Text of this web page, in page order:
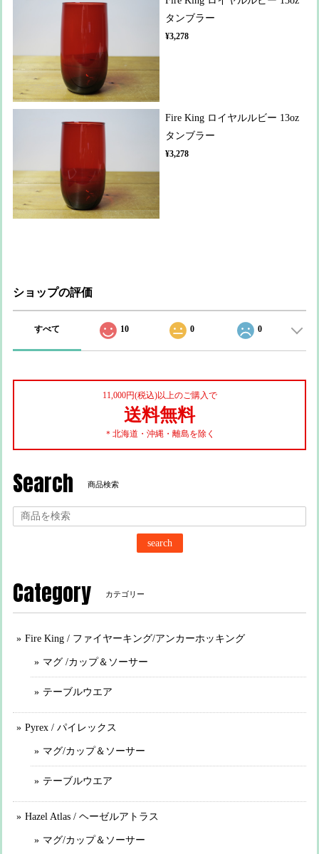
タンブラー
¥3,278
Fire King ロイヤルルビー 13oz
タンブラー
¥3,278
ショップの評価
すべて 10 0 0
11,000円(税込)以上のご購入で
送料無料
＊北海道・沖縄・離島を除く
Search 商品検索
search
Category カテゴリー
Fire King / ファイヤーキング/アンカーホッキング
マグ /カップ＆ソーサー
テーブルウエア
Pyrex / パイレックス
マグ/カップ＆ソーサー
テーブルウエア
Hazel Atlas / ヘーゼルアトラス
マグ/カップ＆ソーサー